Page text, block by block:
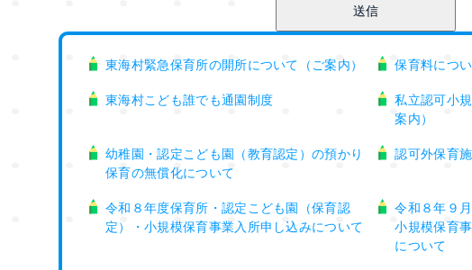
東海村緊急保育所の開所について（ご案内） 保育料につ
東海村こども誰でも通園制度
私立認可小
案内）
幼稚園・認定こども園（教育認定）の預かり
保育の無償化について
認可外保育
令和８年度保育所・認定こども園（保育認
定）・小規模保育事業入所申し込みについて
令和８年９
小規模保育
について